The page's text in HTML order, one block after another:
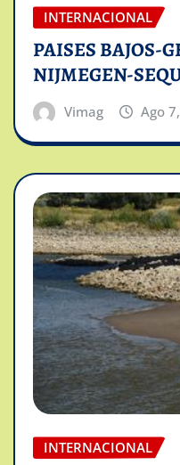
INTERNACIONAL
PAISES BAJOS-
NIJMEGEN-
Vimag Ago
INTERNACIONAL